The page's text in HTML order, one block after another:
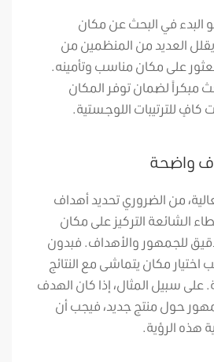
البدء في البحث عن مكان
يقلل العديد من المنظمين من
على مكان مناسب وتأمينه.
مبكراً لضمان توفر المكان
للترتيبات اللوجستية.
واضحة
من الضروري تحديد أهداف
الشائعة التركيز على مكان
للجمهور والأهداف. فبدون
مكان يتماشى مع النتائج
على سبيل المثال، إذا كان الهدف
حول منتج جديد، فيجب أن
هذه الرؤية.